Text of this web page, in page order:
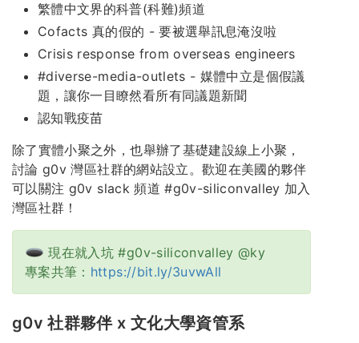
繁體中文界的科普(科難)頻道
Cofacts 真的假的 - 要被選舉訊息淹沒啦
Crisis response from overseas engineers
#diverse-media-outlets - 媒體中立是個假議
題，讓你一目瞭然看所有同議題新聞
認知戰疫苗
除了實體小聚之外，也舉辦了基礎建設線上小聚，
討論 g0v 灣區社群的網站設立。歡迎在美國的夥伴
可以關注 g0v slack 頻道 #g0v-siliconvalley 加入
灣區社群！
現在就入坑 #g0v-siliconvalley @ky
專案共筆： https://bit.ly/3uvwAll
g0v 社群夥伴 x 文化大學資管系